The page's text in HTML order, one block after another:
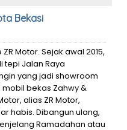
Bekasi
Motor. Sejak awal 2015,
tepi Jalan Raya
yang jadi showroom
bekas Zahwy &
alias ZR Motor,
habis. Dibangun ulang,
Ramadahan atau